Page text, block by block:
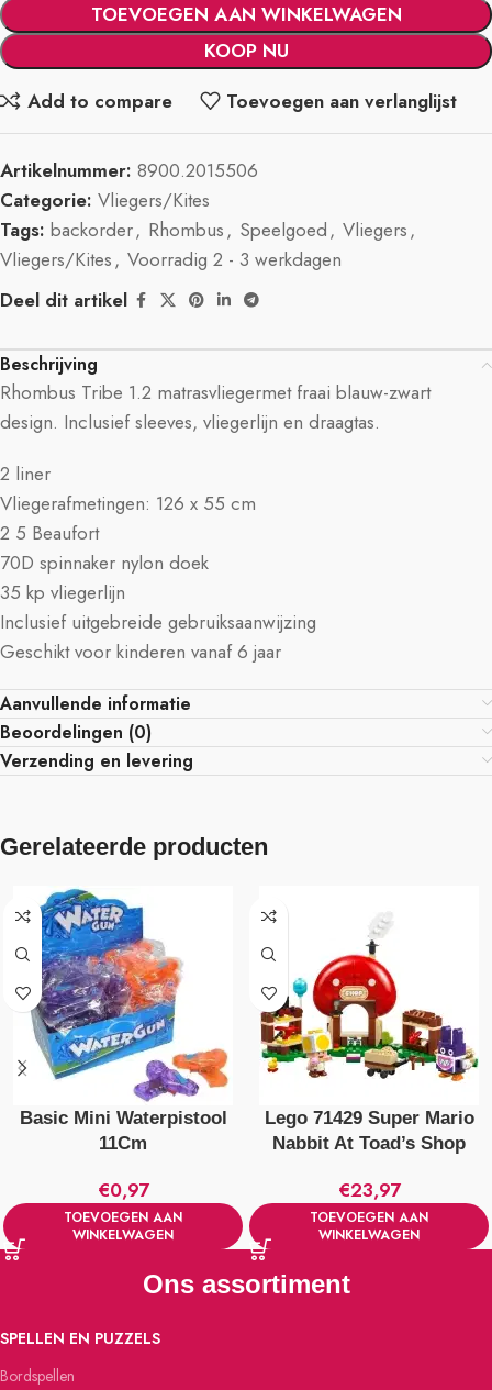
TOEVOEGEN AAN WINKELWAGEN
KOOP NU
Add to compare
Toevoegen aan verlanglijst
Artikelnummer: 8900.2015506
Categorie: Vliegers/Kites
Tags: backorder, Rhombus, Speelgoed, Vliegers,
Vliegers/Kites, Voorradig 2 - 3 werkdagen
Deel dit artikel
Beschrijving
Rhombus Tribe 1.2 matrasvliegermet fraai blauw-zwart
design. Inclusief sleeves, vliegerlijn en draagtas.
2 liner
Vliegerafmetingen: 126 x 55 cm
2 5 Beaufort
70D spinnaker nylon doek
35 kp vliegerlijn
Inclusief uitgebreide gebruiksaanwijzing
Geschikt voor kinderen vanaf 6 jaar
Aanvullende informatie
Beoordelingen (0)
Verzending en levering
Gerelateerde producten
Basic Mini Waterpistool
11Cm
€0,97
TOEVOEGEN AAN
WINKELWAGEN
Lego 71429 Super Mario
Nabbit At Toad’s Shop
€23,97
TOEVOEGEN AAN
WINKELWAGEN
Ons assortiment
SPELLEN EN PUZZELS
Bordspellen